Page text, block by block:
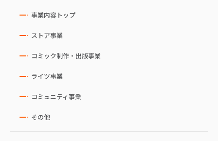
事業内容トップ
ストア事業
コミック制作・出版事業
ライツ事業
コミュニティ事業
その他